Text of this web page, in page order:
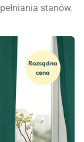
stanów.
Rozsądna
cena